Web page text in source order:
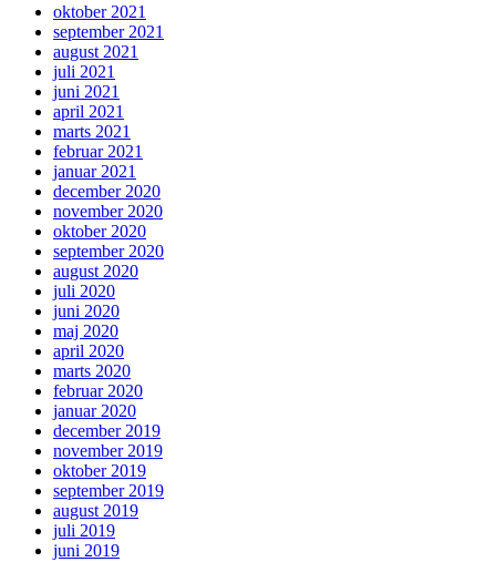
oktober 2021
september 2021
august 2021
juli 2021
juni 2021
april 2021
marts 2021
februar 2021
januar 2021
december 2020
november 2020
oktober 2020
september 2020
august 2020
juli 2020
juni 2020
maj 2020
april 2020
marts 2020
februar 2020
januar 2020
december 2019
november 2019
oktober 2019
september 2019
august 2019
juli 2019
juni 2019